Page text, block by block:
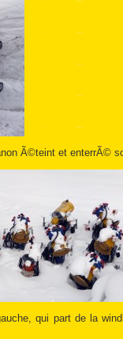
Ã©teint et enterrÃ©
qui part de la